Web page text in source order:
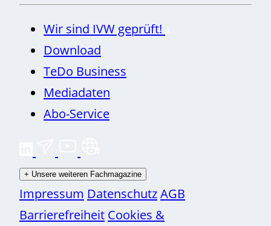
Wir sind IVW geprüft!
Download
TeDo Business
Mediadaten
Abo-Service
+ Unsere weiteren Fachmagazine
Impressum DatenschutzAGB
Barrierefreiheit Cookies &